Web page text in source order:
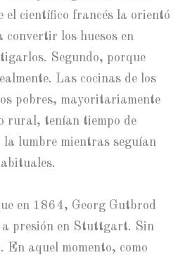
el científico francés la orientó
convertir los huesos en
Segundo, porque
Las cocinas de los
pobres, mayoritariamente
rural, tenían tiempo de
lumbre mientras seguían
en 1864, Georg Gutbrod
a presión en Stuttgart. Sin
En aquel momento, como